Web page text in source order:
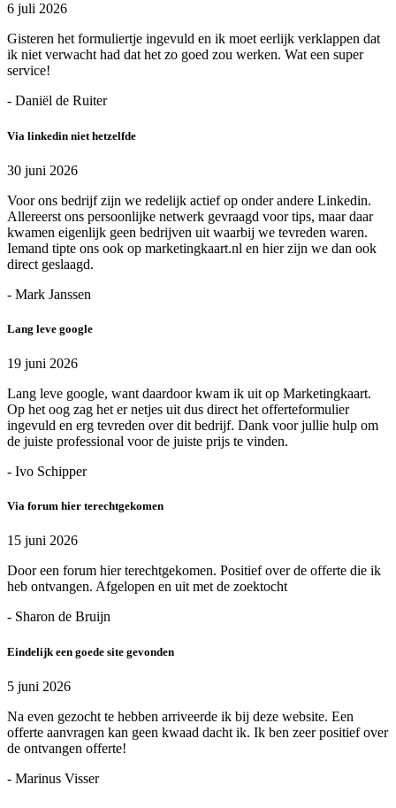
6 juli 2026
Gisteren het formuliertje ingevuld en ik moet eerlijk verklappen dat
ik niet verwacht had dat het zo goed zou werken. Wat een super
service!
- Daniël de Ruiter
Via linkedin niet hetzelfde
30 juni 2026
Voor ons bedrijf zijn we redelijk actief op onder andere Linkedin.
Allereerst ons persoonlijke netwerk gevraagd voor tips, maar daar
kwamen eigenlijk geen bedrijven uit waarbij we tevreden waren.
Iemand tipte ons ook op marketingkaart.nl en hier zijn we dan ook
direct geslaagd.
- Mark Janssen
Lang leve google
19 juni 2026
Lang leve google, want daardoor kwam ik uit op Marketingkaart.
Op het oog zag het er netjes uit dus direct het offerteformulier
ingevuld en erg tevreden over dit bedrijf. Dank voor jullie hulp om
de juiste professional voor de juiste prijs te vinden.
- Ivo Schipper
Via forum hier terechtgekomen
15 juni 2026
Door een forum hier terechtgekomen. Positief over de offerte die ik
heb ontvangen. Afgelopen en uit met de zoektocht
- Sharon de Bruijn
Eindelijk een goede site gevonden
5 juni 2026
Na even gezocht te hebben arriveerde ik bij deze website. Een
offerte aanvragen kan geen kwaad dacht ik. Ik ben zeer positief over
de ontvangen offerte!
- Marinus Visser